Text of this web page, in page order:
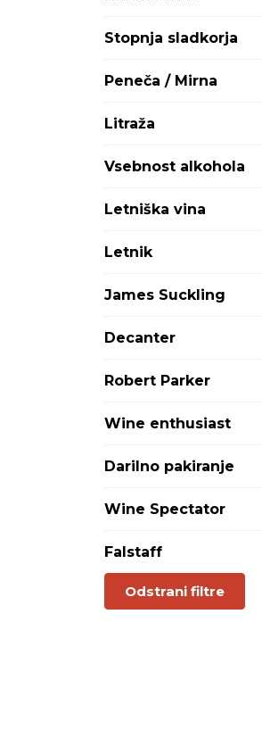
Stopnja sladkorja
Peneča / Mirna
Litraža
Vsebnost alkohola
Letniška vina
Letnik
James Suckling
Decanter
Robert Parker
Wine enthusiast
Darilno pakiranje
Wine Spectator
Falstaff
Odstrani filtre